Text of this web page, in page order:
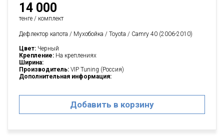
14 000
тенге / комплект
Дефлектор капота / Мухобойка / Toyota / Camry 40 (2006-2010)
Цвет: Черный
Крепление: На креплениях
Ширина:
Производитель: VIP Tuning (Россия)
Дополнительная информация:
Добавить в корзину